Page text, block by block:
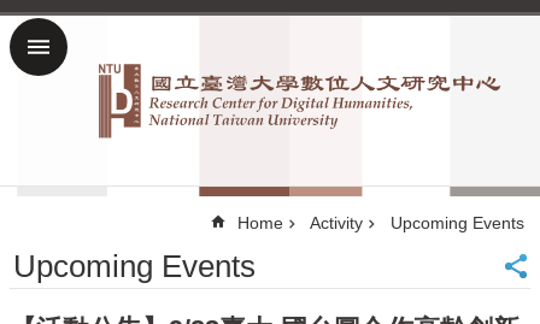
Skip to main content
NTU
導
覽
Home Activity Upcoming Events
Upcoming Events